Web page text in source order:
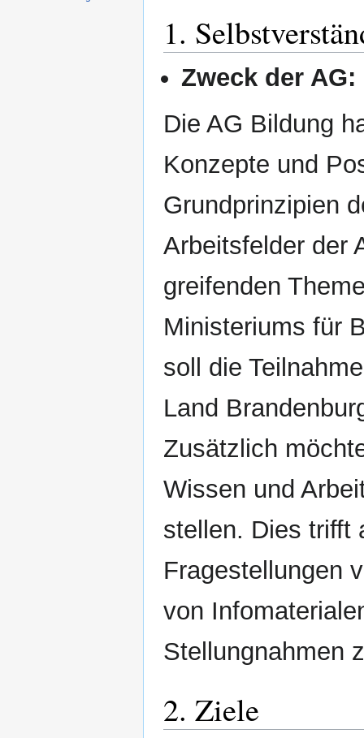
1.
Zweck der AG:
Die AG Bildung
Konzepte und
Grundprinzipien
Arbeitsfelder der
greifenden
Ministeriums für
soll die
Land
Zusätzlich
Wissen und
stellen. Dies trifft
Fragestellungen
von
Stellungnahmen
2. Ziele